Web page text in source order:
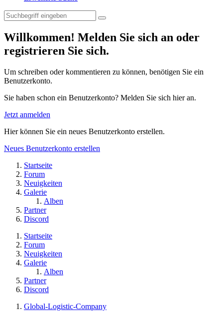
Willkommen! Melden Sie sich an oder
registrieren Sie sich.
Um schreiben oder kommentieren zu können, benötigen Sie ein
Benutzerkonto.
Sie haben schon ein Benutzerkonto? Melden Sie sich hier an.
Jetzt anmelden
Hier können Sie ein neues Benutzerkonto erstellen.
Neues Benutzerkonto erstellen
Startseite
Forum
Neuigkeiten
Galerie
Alben
Partner
Discord
Startseite
Forum
Neuigkeiten
Galerie
Alben
Partner
Discord
Global-Logistic-Company